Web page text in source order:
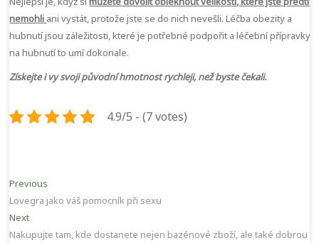
nemohli ani vystát, protože jste se do nich nevešli. Léčba obezity a
hubnutí jsou záležitosti, které je potřebné podpořit a léčební přípravky
na hubnutí to umí dokonale.
Získejte i vy svoji původní hmotnost rychleji, než byste čekali.
4.9/5 - (7 votes)
Navigace
pro
příspěvek
Previous
post:
Lovegra jako váš pomocník při sexu
NextNext
post:
Nakupujte tam, kde dostanete nejen bazénové zboží, ale také dobrou